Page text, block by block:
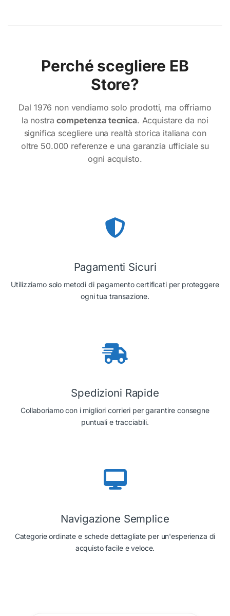
Perché scegliere EB
Store?
Dal 1976 non vendiamo solo prodotti, ma offriamo
la nostracompetenza tecnica. Acquistare da noi
significa scegliere una realtà storica italiana con
oltre 50.000 referenze e una garanzia ufficiale su
ogni acquisto.
Pagamenti Sicuri
Utilizziamo solo metodi di pagamento certificati per proteggere
ogni tua transazione.
Spedizioni Rapide
Collaboriamo con i migliori corrieri per garantire consegne
puntuali e tracciabili.
Navigazione Semplice
Categorie ordinate e schede dettagliate per un'esperienza di
acquisto facile e veloce.